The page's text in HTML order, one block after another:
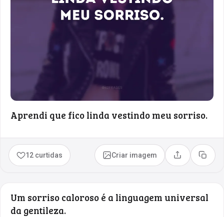
Aprendi que fico linda vestindo meu sorriso.
12 curtidas Criar imagem Compartilhar
Copiar
Um sorriso caloroso é a linguagem universal
da gentileza.